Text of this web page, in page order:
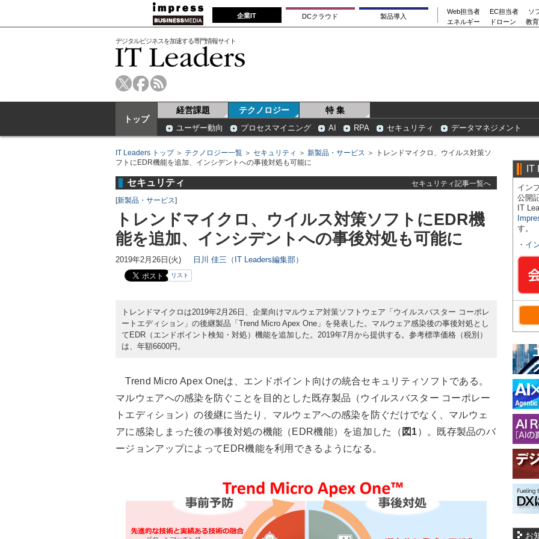
企業IT DCクラウド 製品導入
Web担当者 EC担当者
ソ
エネルギー
ドローン 教
デジタルビジネスを加速する専門情報サイト
トップ
経営課題 テクノロジー 特 集
ユーザー動向 プロセスマイニング AI RPA セキュリティ データマネジメント
IT Leaders トップ＞ テクノロジー一覧 ＞ セキュリティ ＞ 新製品・サービス ＞ トレンドマイクロ、ウイルス対策ソ
フトにEDR機能を追加、インシデントへの事後対処も可能に
セキュリティ
セキュリティ記事一覧へ
[新製品・サービス]
トレンドマイクロ、ウイルス対策ソフトにEDR機
能を追加、インシデントへの事後対処も可能に
2019年2月26日(火) 日川 佳三（IT Leaders編集部）
リスト
トレンドマイクロは2019年2月26日、企業向けマルウェア対策ソフトウェア「ウイルスバスター コーポレ
ートエディション」の後継製品「Trend Micro Apex One」を発表した。マルウェア感染後の事後対処とし
てEDR（エンドポイント検知・対処）機能を追加した。2019年7月から提供する。参考標準価格（税別）
は、年額6600円。
Trend Micro Apex Oneは、エンドポイント向けの統合セキュリティソフトである。
マルウェアへの感染を防ぐことを目的とした既存製品（ウイルスバスター コーポレー
トエディション）の後継に当たり、マルウェアへの感染を防ぐだけでなく、マルウェ
アに感染しまった後の事後対処の機能（EDR機能）を追加した（ 図1）。既存製品のバ
ージョンアップによってEDR機能を利用できるようになる。
IT
イン
公開
IT
す。
・ イ
お